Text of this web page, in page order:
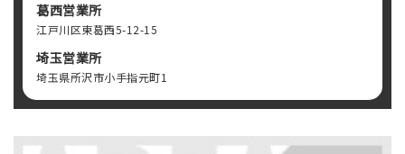
葛西営業所
江戸川区東葛西5-12-15
埼玉営業所
埼玉県所沢市小手指元町1